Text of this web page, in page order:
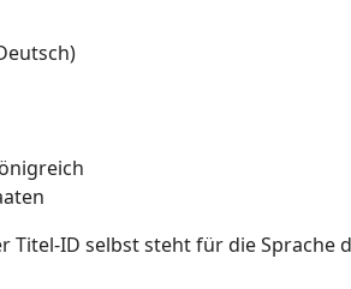
Titel-ID selbst steht für die Sprache